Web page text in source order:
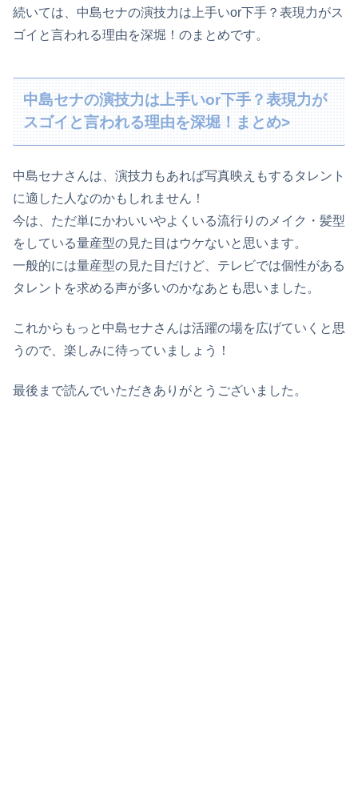
続いては、中島セナの演技力は上手いor下手？表現力がス
ゴイと言われる理由を深堀！のまとめです。
中島セナの演技力は上手いor下手？表現力が
スゴイと言われる理由を深堀！まとめ>
中島セナさんは、演技力もあれば写真映えもするタレント
に適した人なのかもしれません！
今は、ただ単にかわいいやよくいる流行りのメイク・髪型
をしている量産型の見た目はウケないと思います。
一般的には量産型の見た目だけど、テレビでは個性がある
タレントを求める声が多いのかなあとも思いました。
これからもっと中島セナさんは活躍の場を広げていくと思
うので、楽しみに待っていましょう！
最後まで読んでいただきありがとうございました。